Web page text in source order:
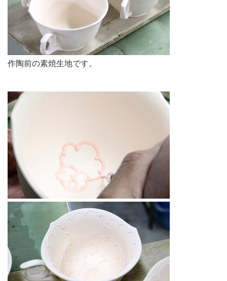
作陶前の素焼生地です。